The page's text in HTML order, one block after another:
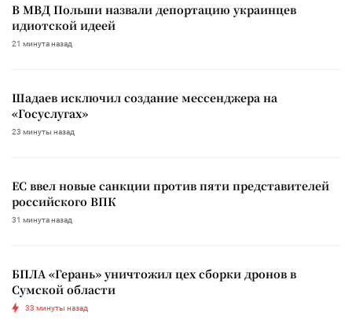
В МВД Польши назвали депортацию украинцев
идиотской идеей
21 минута назад
Шадаев исключил создание мессенджера на
«Госуслугах»
23 минуты назад
ЕС ввел новые санкции против пяти представителей
российского ВПК
31 минута назад
БПЛА «Герань» уничтожил цех сборки дронов в
Сумской области
33 минуты назад